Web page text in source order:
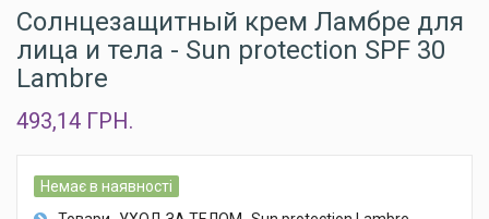
Солнцезащитный крем Ламбре для
лица и тела - Sun protection SPF 30
Lambre
493,14 ГРН.
Немає в наявності